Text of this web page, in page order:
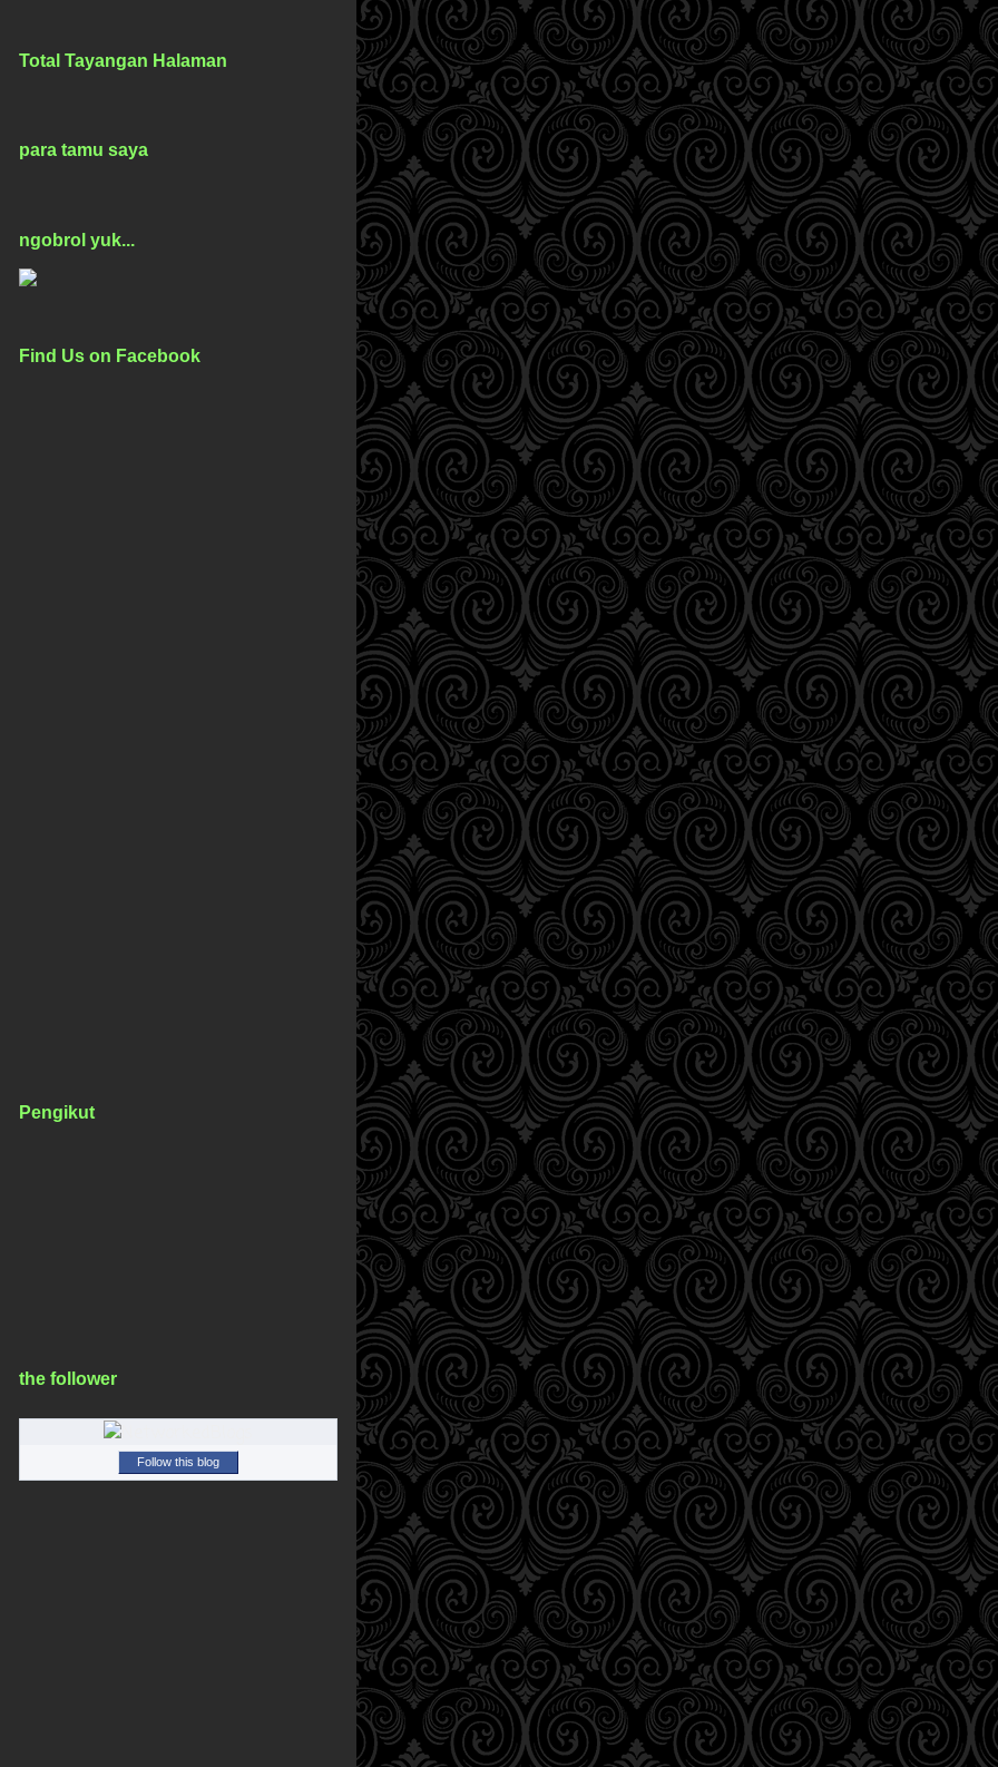
Total Tayangan Halaman
para tamu saya
ngobrol yuk...
Find Us on Facebook
Pengikut
the follower
Follow this blog